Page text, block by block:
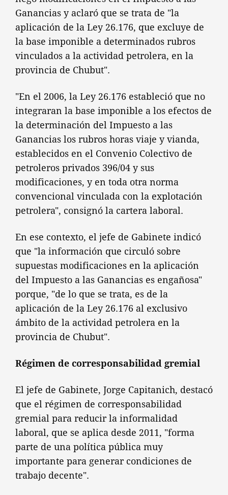
Ganancias y aclaró que se trata de "la
aplicación de la Ley 26.176, que excluye de
la base imponible a determinados rubros
vinculados a la actividad petrolera, en la
provincia de Chubut".
"En el 2006, la Ley 26.176 estableció que no
integraran la base imponible a los efectos de
la determinación del Impuesto a las
Ganancias los rubros horas viaje y vianda,
establecidos en el Convenio Colectivo de
petroleros privados 396/04 y sus
modificaciones, y en toda otra norma
convencional vinculada con la explotación
petrolera", consignó la cartera laboral.
En ese contexto, el jefe de Gabinete indicó
que "la información que circuló sobre
supuestas modificaciones en la aplicación
del Impuesto a las Ganancias es engañosa"
porque, "de lo que se trata, es de la
aplicación de la Ley 26.176 al exclusivo
ámbito de la actividad petrolera en la
provincia de Chubut".
Régimen de corresponsabilidad gremial
El jefe de Gabinete, Jorge Capitanich, destacó
que el régimen de corresponsabilidad
gremial para reducir la informalidad
laboral, que se aplica desde 2011, "forma
parte de una política pública muy
importante para generar condiciones de
trabajo decente".